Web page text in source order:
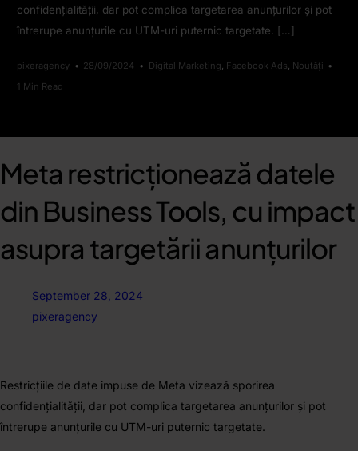
confidențialității, dar pot complica targetarea anunțurilor și pot
întrerupe anunțurile cu UTM-uri puternic targetate. […]
pixeragency 28/09/2024 Digital Marketing Facebook Ads Noutăți
1 Min Read
Meta restricționează datele
din Business Tools, cu impact
asupra targetării anunțurilor
September 28, 2024
pixeragency
Restricțiile de date impuse de Meta vizează sporirea
confidențialității, dar pot complica targetarea anunțurilor și pot
întrerupe anunțurile cu UTM-uri puternic targetate.